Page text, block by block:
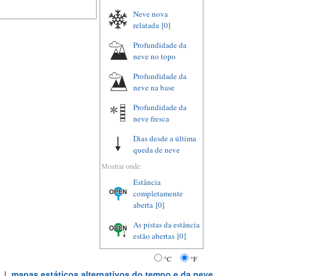
Neve nova
relatada [0]
Profundidade da
neve no topo
Profundidade da
neve na base
Profundidade da
neve fresca
Dias desde a última
queda de neve
Mostrar onde:
Estância
completamente
aberta [0]
As pistas da estância
estão abertas [0]
°C °F